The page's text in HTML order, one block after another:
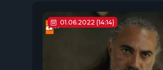
01.06.2022 (14:14)